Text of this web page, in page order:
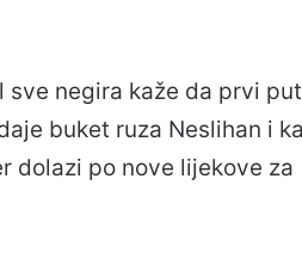
sve negira kaže da prvi put
buket ruza Neslihan i
dolazi po nove lijekove za